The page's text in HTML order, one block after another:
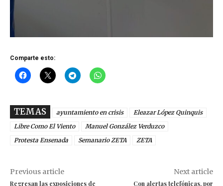
Comparte esto:
TEMAS ayuntamiento en crisis
Eleazar López Quinquis
Libre Como El Viento
Manuel González Verduzco
Protesta Ensenada
Semanario ZETA ZETA
Previous article
Regresan las exposiciones de
Next article
Con alertas telefónicas, por